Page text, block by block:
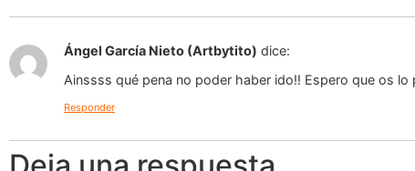
Ángel García Nieto (Artbytito) dice:
Ainssss qué pena no poder haber ido!! Espero que os lo
Responder